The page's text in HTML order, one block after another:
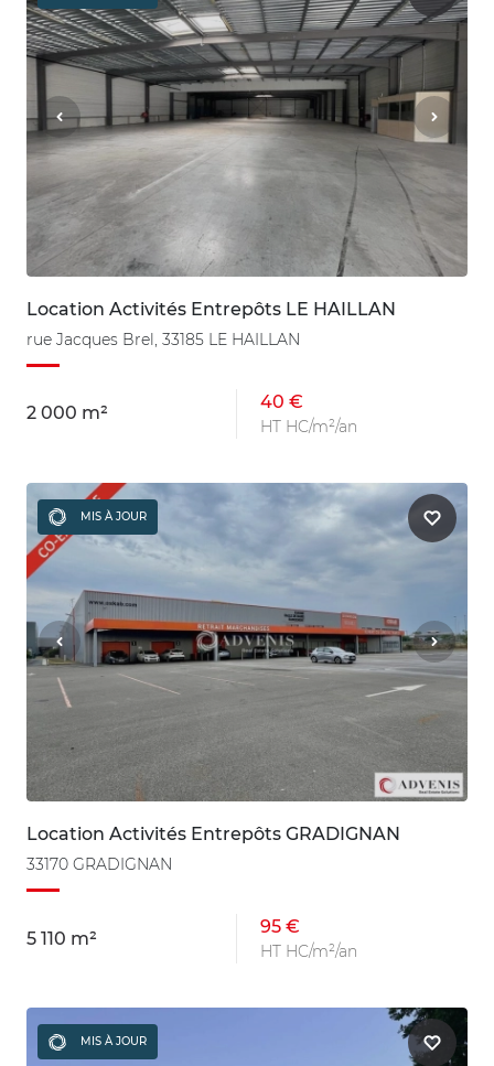
Location Activités Entrepôts LE HAILLAN
rue Jacques Brel, 33185 LE HAILLAN
2 000 m²
40 €
HT HC/m²/an
MIS À JOUR
Location Activités Entrepôts GRADIGNAN
33170 GRADIGNAN
5 110 m²
95 €
HT HC/m²/an
MIS À JOUR